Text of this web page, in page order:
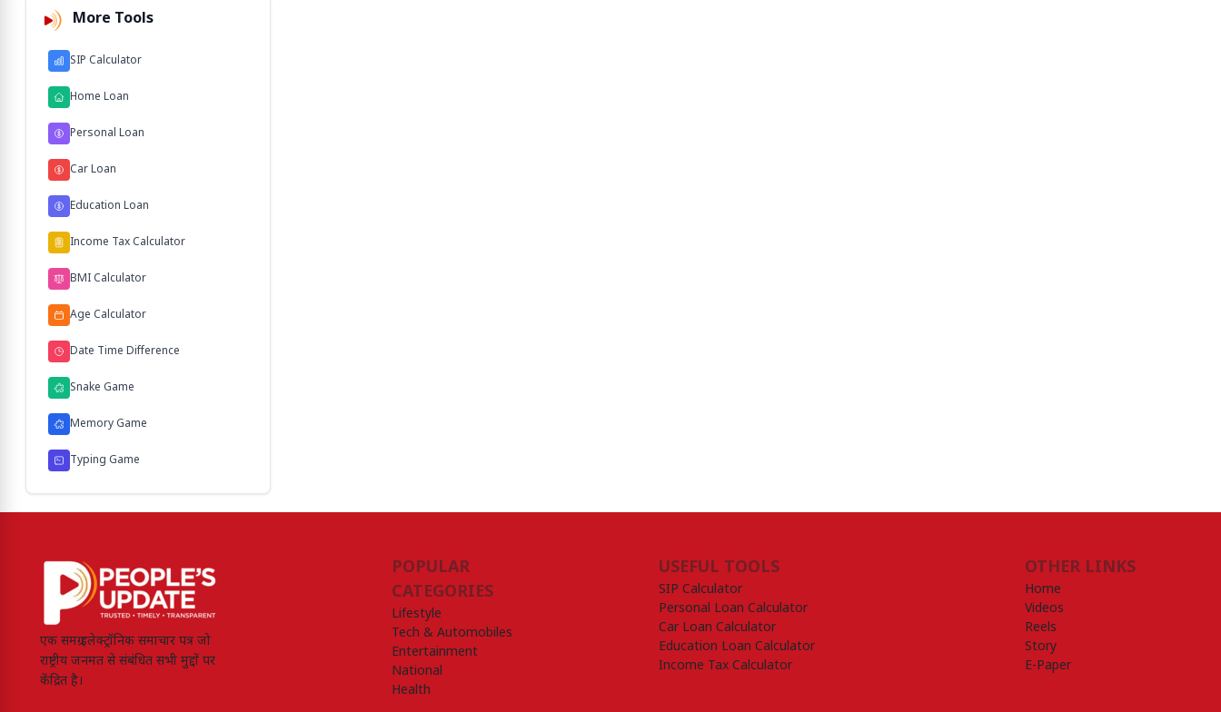
More Tools
SIP Calculator
Home Loan
Personal Loan
Car Loan
Education Loan
Income Tax Calculator
BMI Calculator
Age Calculator
Date Time Difference
Snake Game
Memory Game
Typing Game
एक समग्र इलेक्ट्रॉनिक समाचार पत्र जो
राष्ट्रीय जनमत से संबंधित सभी मुद्दों पर
केंद्रित है।
POPULAR
CATEGORIES
Lifestyle
Tech & Automobiles
Entertainment
National
Health
USEFUL TOOLS
SIP Calculator
Personal Loan Calculator
Car Loan Calculator
Education Loan Calculator
Income Tax Calculator
OTHER LINKS
Home
Videos
Reels
Story
E-Paper